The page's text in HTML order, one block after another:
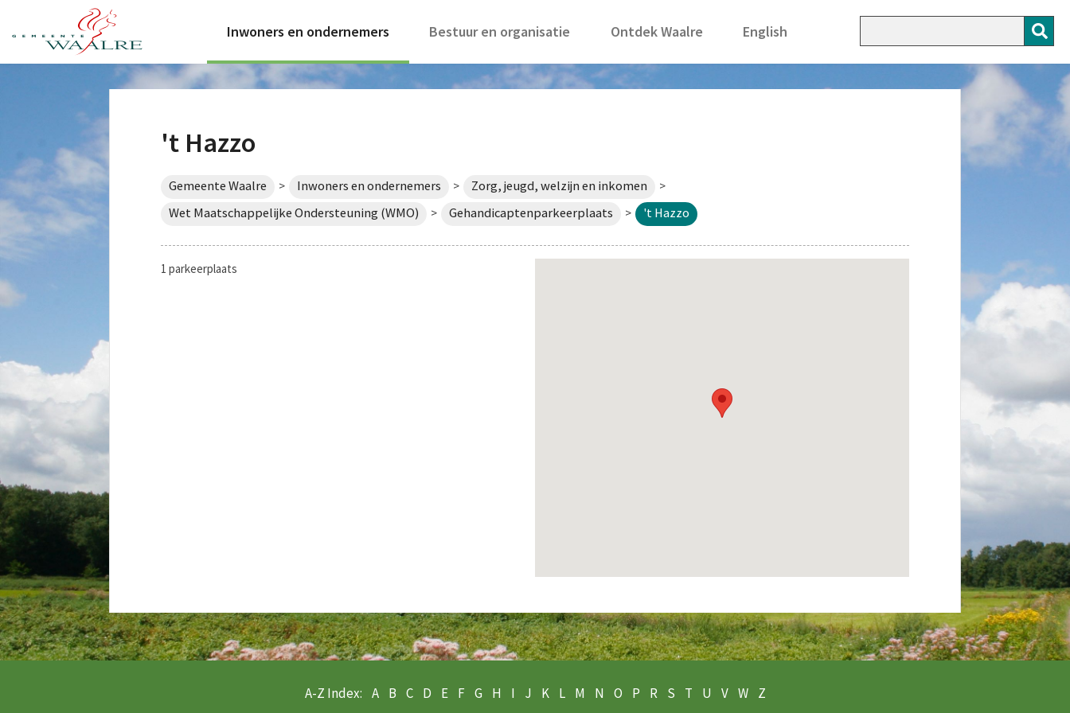
Inwoners en ondernemers Bestuur en organisatie Ontdek Waalre English
't Hazzo
Gemeente Waalre > Inwoners en ondernemers > Zorg, jeugd, welzijn en inkomen >
Wet Maatschappelijke Ondersteuning (WMO) > Gehandicaptenparkeerplaats > 't Hazzo
1 parkeerplaats
A-Z Index: A B C D E F G H I J K L M N O P R S T U V W Z